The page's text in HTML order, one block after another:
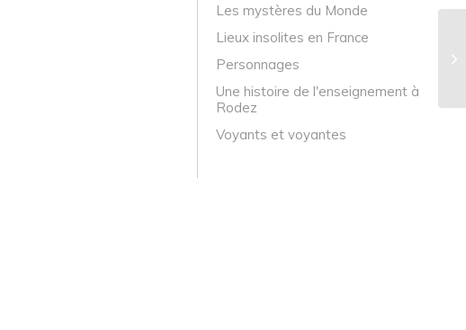
Les mystères du Monde
Lieux insolites en France
Personnages
Une histoire de l'enseignement à
Rodez
Voyants et voyantes